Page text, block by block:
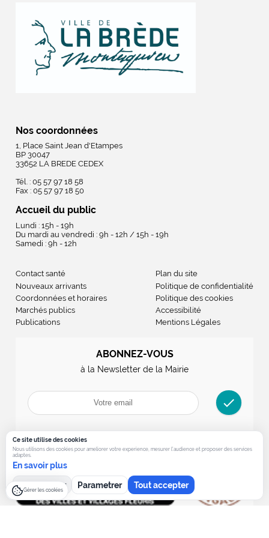
Nos coordonnées
1, Place Saint Jean d'Etampes
BP 30047
33652 LA BREDE CEDEX
Tél. : 05 57 97 18 58
Fax : 05 57 97 18 50
Accueil du public
Lundi : 15h - 19h
Du mardi au vendredi : 9h - 12h / 15h - 19h
Samedi : 9h - 12h
Contact santé
Nouveaux arrivants
Coordonnées et horaires
Marchés publics
Publications
Plan du site
Politique de confidentialité
Politique des cookies
Accessibilité
Mentions Légales
ABONNEZ-VOUS
à la Newsletter de la Mairie
check
Ce site utilise des cookies
Nous utilisons des cookies pour ameliorer votre experience, mesurer l’audience et proposer des services
adaptes.
En savoir plus
Tout refuser Parametrer Tout accepter
Gérer les cookies